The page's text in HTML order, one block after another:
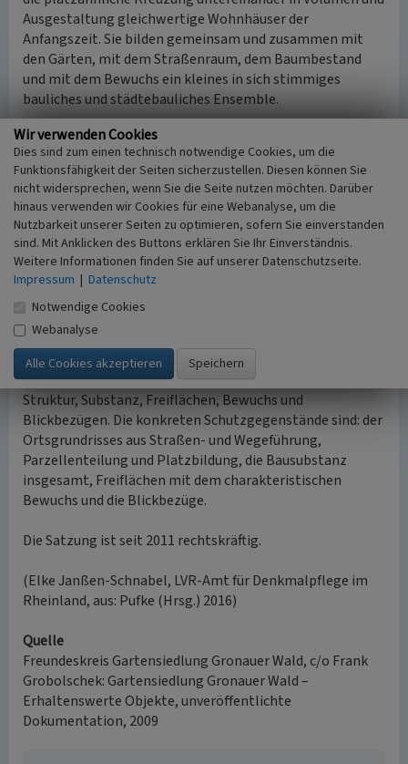
Ausgestaltung gleichwertige Wohnhäuser der
Anfangszeit. Sie bilden gemeinsam und zusammen mit
den Gärten, mit dem Straßenraum, dem Baumbestand
und mit dem Bewuchs ein kleines in sich stimmiges
bauliches und städtebauliches Ensemble.
Auf annähernd gleich geschnittenen rechteckigen
Grundstücken stehen in offener Bauweise
zweigeschossige, wechselnd giebel- und traufständige
Putz- und Fachwerkbauten, zur Straße mit schmalen
Vorgärten, rückwärtig mit großzügigeren Gartenanlagen.
Dieses bauliche Ensemble erfüllt die Kriterien zur
Ausweisung eines Denkmalbereiches mit
ortsgeschichtlicher, sozialgeschichtlicher
architektonischer und architekturgeschichtlicher,
stadtbaugeschichtliche und städtebaulicher Bedeutung.
Die inhaltlichen Schwerpunkte des Denkmalbereiches
sind: die Erhaltung der städtebaulichen Qualität aus
Struktur, Substanz, Freiflächen, Bewuchs und
Blickbezügen. Die konkreten Schutzgegenstände sind: der
Ortsgrundrisses aus Straßen- und Wegeführung,
Parzellenteilung und Platzbildung, die Bausubstanz
insgesamt, Freiflächen mit dem charakteristischen
Bewuchs und die Blickbezüge.
Die Satzung ist seit 2011 rechtskräftig.
(Elke Janßen-Schnabel, LVR-Amt für Denkmalpflege im
Rheinland, aus: Pufke (Hrsg.) 2016)
Quelle
Freundeskreis Gartensiedlung Gronauer Wald, c/o Frank
Grobolschek: Gartensiedlung Gronauer Wald –
Erhaltenswerte Objekte, unveröffentlichte
Dokumentation, 2009
Wir verwenden Cookies
Dies sind zum einen technisch notwendige Cookies, um die
Funktionsfähigkeit der Seiten sicherzustellen. Diesen können Sie
nicht widersprechen, wenn Sie die Seite nutzen möchten. Darüber
hinaus verwenden wir Cookies für eine Webanalyse, um die
Nutzbarkeit unserer Seiten zu optimieren, sofern Sie einverstanden
sind. Mit Anklicken des Buttons erklären Sie Ihr Einverständnis.
Weitere Informationen finden Sie auf unserer Datenschutzseite.
Impressum | Datenschutz
Notwendige Cookies
Webanalyse